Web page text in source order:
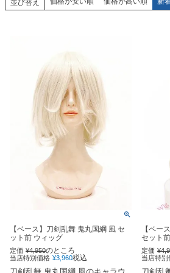
並び替え
【ベース】刀剣乱舞 鬼丸国綱 風 セ
ット前 ウィッグ
定価 ¥4,950のところ
当店特別価格 ¥3,960税込
【ベー
セット
定価 ¥
当店特別